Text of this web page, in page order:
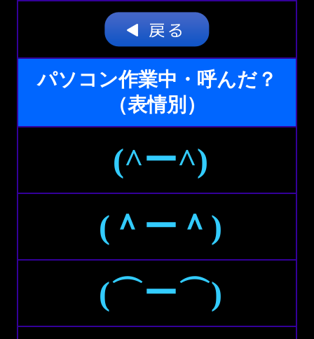
パソコン作業中・呼んだ？
（表情別）
(^ー^)
(＾ー＾)
(⌒ー⌒)